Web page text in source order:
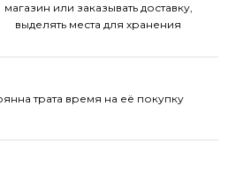
магазин или заказывать доставку,
выделять места для хранения
трата время на её покупку